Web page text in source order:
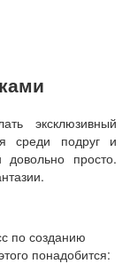
эксклюзивный
среди подруг и
довольно просто.
по созданию
понадобится: